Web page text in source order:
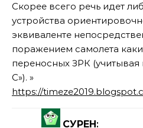
Скорее всего речь идет
устройства
эквиваленте
поражением самолета
переносных ЗРК
С»). »
https://
СУРЕН: